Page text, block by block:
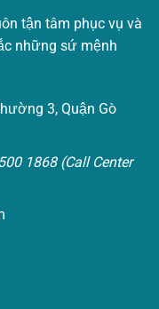
tận tâm phục vụ và
những sứ mệnh
3, Quận Gò
1868 (Call Center